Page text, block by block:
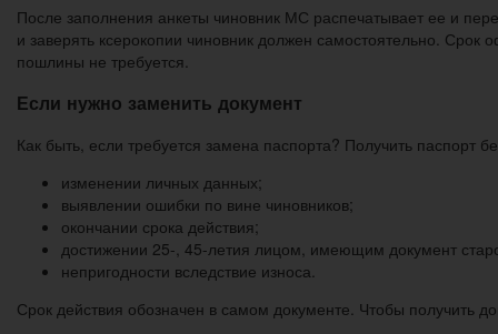
После заполнения анкеты чиновник МС распечатывает ее и
и заверять ксерокопии чиновник должен самостоятельно.
пошлины не требуется.
Если нужно заменить документ
Как быть, если требуется замена паспорта? Получить паспорт
изменении личных данных;
выявлении ошибки по вине чиновников;
окончании срока действия;
достижении 25-, 45-летия лицом, имеющим документ
непригодности вследствие износа.
Срок действия обозначен в самом документе. Чтобы получить